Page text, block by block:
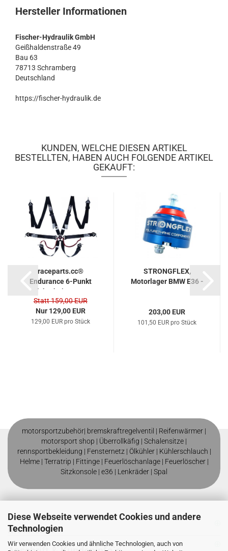
Diese Webseite verwendet Cookies und andere
Technologien
Wir verwenden Cookies und ähnliche Technologien, auch von
Hersteller Informationen
Fischer-Hydraulik GmbH
Geißhaldenstraße 49
Bau 63
78713 Schramberg
Deutschland
https://fischer-hydraulik.de
KUNDEN, WELCHE DIESEN ARTIKEL
BESTELLTEN, HABEN AUCH FOLGENDE ARTIKEL
GEKAUFT:
raceparts.cc®
Endurance 6-Punkt
Sicherheitsgurt...
Statt 159,00 EUR
Nur 129,00 EUR
129,00 EUR pro Stück
STRONGFLEX,
Motorlager BMW E36 -
203,00 EUR
101,50 EUR pro Stück
motorsportzubehör| bremskraftregelventil | Reifenwärmer |
motorsport shop | Überrollkäfig | Schalensitze |
rennsportbekleidung | Fensternetz | Ölkühler| Kühlerschlauch |
Helme | Terratrip | Fittinge| Feuerlöschanlage | Feuerlöscher |
Sitzkonsole | e36 | Lenkräder | Spal
Mehr über